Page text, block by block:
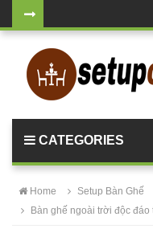
cho quán
cafe, nhà
Hóa Bàn
CATEGORIES
Home
Setup Bàn Ghế
Bàn ghế ngoài trời độc